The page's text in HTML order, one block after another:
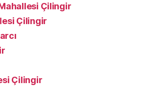
Çilingir
Çilingir
Çilingir